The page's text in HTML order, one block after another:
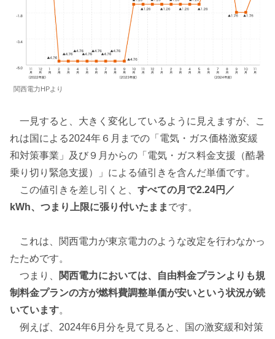
関西電力HPより
一見すると、大きく変化しているように見えますが、こ
れは国による2024年６月までの「電気・ガス価格激変緩
和対策事業」及び９月からの「電気・ガス料金支援（酷暑
乗り切り緊急支援）」による値引きを含んだ単価です。
この値引きを差し引くと、 すべての月で2.24円／
kWh、つまり上限に張り付いたまま です。
これは、関西電力が東京電力のような改定を行わなかっ
たためです。
つまり、
関西電力においては、自由料金プランよりも規
制料金プランの方が燃料費調整単価が安いという状況が続
いています。
例えば、2024年6月分を見て見ると、国の激変緩和対策